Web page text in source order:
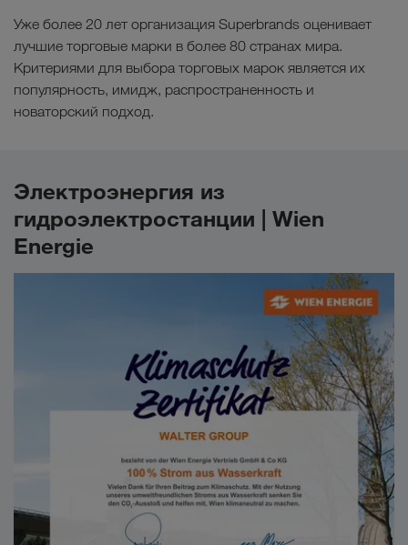
Уже более 20 лет организация Superbrands оценивает
лучшие торговые марки в более 80 странах мира.
Критериями для выбора торговых марок является их
популярность, имидж, распространенность и
новаторский подход.
Электроэнергия из
гидроэлектростанции | Wien
Energie